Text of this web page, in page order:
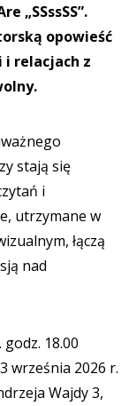
„SSssSS”.
opowieść
i relacjach z
stają się
i
utrzymane w
łączą
nad
18.00
września 2026 r.
Wajdy 3,